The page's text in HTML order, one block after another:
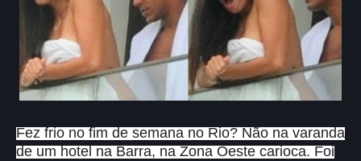
Fez frio no fim de semana no Rio? Não na varanda
de um hotel na Barra, na Zona Oeste carioca. Foi